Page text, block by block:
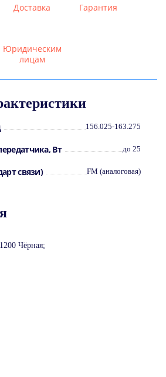
Доставка Гарантия
Юридическим
лицам
156.025-163.275
Вт до 25
связи) FM (аналоговая)
Чёрная;